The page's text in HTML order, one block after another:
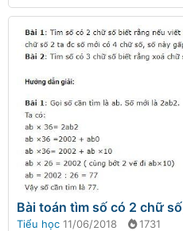
Bài toán tìm số có 2 chữ
Tiểu học 11/06/2018 1731